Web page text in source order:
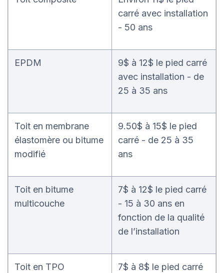
carré avec installation
- 50 ans
EPDM
9$ à 12$ le pied carré
avec installation - de
25 à 35 ans
Toit en membrane
élastomère ou bitume
modifié
9.50$ à 15$ le pied
carré - de 25 à 35
ans
Toit en bitume
multicouche
7$ à 12$ le pied carré
- 15 à 30 ans en
fonction de la qualité
de l’installation
Toit en TPO
7$ à 8$ le pied carré